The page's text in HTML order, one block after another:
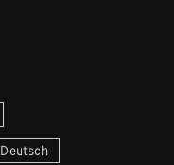
Deutsch